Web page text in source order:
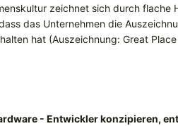
zeichnet sich durch
das Unternehmen die
hat (Auszeichnung: Great
- Entwickler konzipieren,